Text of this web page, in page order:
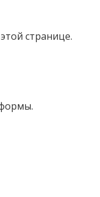
странице.